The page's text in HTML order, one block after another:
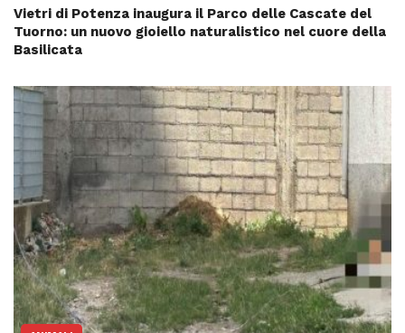
Vietri di Potenza inaugura il Parco delle Cascate del
Tuorno: un nuovo gioiello naturalistico nel cuore della
Basilicata